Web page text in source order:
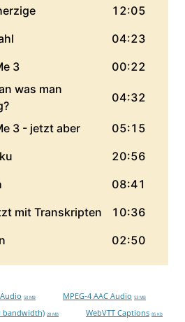
50 MB MPEG-4 AAC Audio 53 MB
bandwidth) 28 MB WebVTT Captions 85 KB